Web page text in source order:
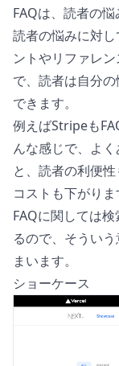
FAQは、読者の
読者の悩みに対
ントやリファレ
で、読者は自分
できます。
例えばStripeも
んな感じで、よ
と、読者の利便
コストも下がりま
FAQに関しては
るので、そうい
まいます。
ショーケース